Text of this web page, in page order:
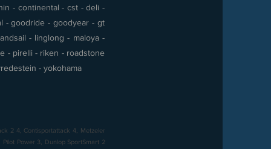
- continental - cst - deli -
- goodride - goodyear - gt
- linglong - maloya -
- pirelli - riken - roadstone
- yokohama
2 4, Contisportattack 4, Metzeler
Power 3, Dunlop SportSmart 2